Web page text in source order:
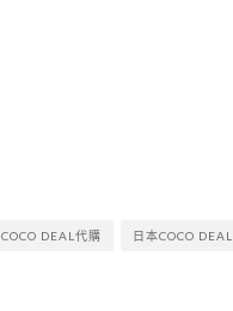
COCO DEAL代購 日本COCO DEAL